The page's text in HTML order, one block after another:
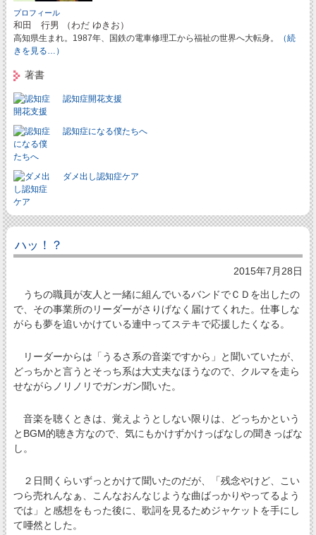
プロフィール
和田 行男 （わだ ゆきお）
高知県生まれ。1987年、国鉄の電車修理工から福祉の世界へ大転身。
（続
きを見る…）
著書
認知症開花支援
認知症になる僕たちへ
ダメ出し認知症ケア
ハッ！？
2015年7月28日
うちの職員が友人と一緒に組んでいるバンドでＣＤを出したの
で、その事業所のリーダーがさりげなく届けてくれた。仕事しな
がらも夢を追いかけている連中ってステキで応援したくなる。
リーダーからは「うるさ系の音楽ですから」と聞いていたが、
どっちかと言うとそっち系は大丈夫なほうなので、クルマを走ら
せながらノリノリでガンガン聞いた。
音楽を聴くときは、覚えようとしない限りは、どっちかという
とBGM的聴き方なので、気にもかけずかけっぱなしの聞きっぱな
し。
２日間くらいずっとかけて聞いたのだが、「残念やけど、こい
つら売れんなぁ、こんなおんなじような曲ばっかりやってるよう
では」と感想をもった後に、歌詞を見るためジャケットを手にし
て唖然とした。